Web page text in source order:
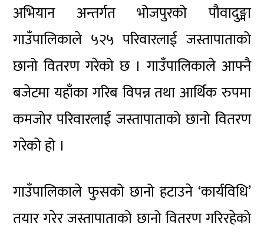
अभियान अन्तर्गत भोजपुरको पौवादुङ्मा
गाउँपालिकाले ५२५ परिवारलाई जस्तापाताको
छानो वितरण गरेको छ । गाउँपालिकाले आफ्नै
बजेटमा यहाँका गरिब विपन्न तथा आर्थिक रुपमा
कमजोर परिवारलाई जस्तापाताको छानो वितरण
गरेको हो ।
गाउँपालिकाले फुसको छानो हटाउने ‘कार्यविधि’
तयार गरेर जस्तापाताको छानो वितरण गरिरहेको